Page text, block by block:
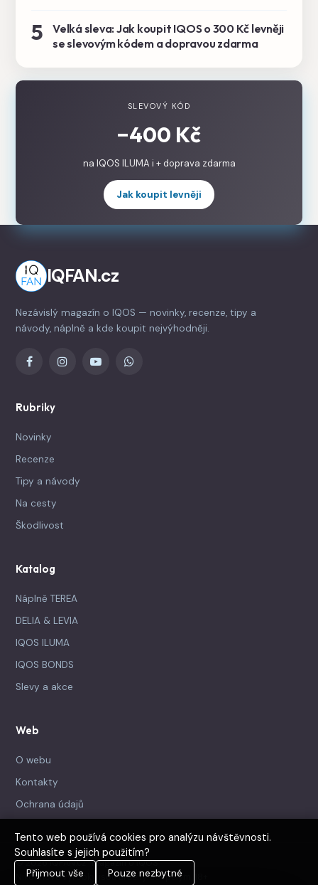
5
Velká sleva: Jak koupit IQOS o 300 Kč levněji
se slevovým kódem a dopravou zdarma
SLEVOVÝ KÓD
−400 Kč
na IQOS ILUMA i + doprava zdarma
Jak koupit levněji
IQFAN.cz
Nezávislý magazín o IQOS — novinky, recenze, tipy a
návody, náplně a kde koupit nejvýhodněji.
Rubriky
Novinky
Recenze
Tipy a návody
Na cesty
Škodlivost
Katalog
Náplně TEREA
DELIA & LEVIA
IQOS ILUMA
IQOS BONDS
Slevy a akce
Web
O webu
Kontakty
Ochrana údajů
© 2026 IQFAN.cz · magazín o IQOS
Nikotinové výrobky jsou určeny dospělým. 18+
Tento web používá cookies pro analýzu návštěvnosti.
Souhlasíte s jejich použitím?
Přijmout vše
Pouze nezbytné